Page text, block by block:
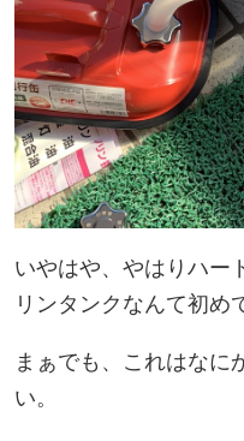
いやはや、やはりハ
リンタンクなんて初め
まぁでも、これはなに
い。